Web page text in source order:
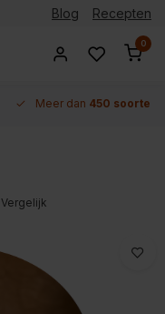
Blog Recepten
0
Meer dan 450 soorten
Vergelijk